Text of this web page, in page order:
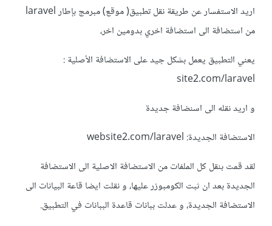
اريد الاستفسار عن طريقة نقل تطبيق( موقع) مبرمج بإطار laravel
من استضافة الى استضافة اخري بدومين اخر،
يعني التطبيق يعمل بشكل جيد على الاستضافة الأصلية :
site2.com/laravel
و اريد نقله الى اسنضافة جديدة
الاستضافة الجديدة: website2.com/laravel
لقد قمت بنقل كل الملفات من الاستضافة الاصلية الى الاستضافة
الجديدة بعد ان ثبت الكومبوزر عليها، و نقلت ايضا قاعة البيانات الى
الاستضافة الجديدة، و عدلت ببانات قاعدة الببانات في التطبيق.